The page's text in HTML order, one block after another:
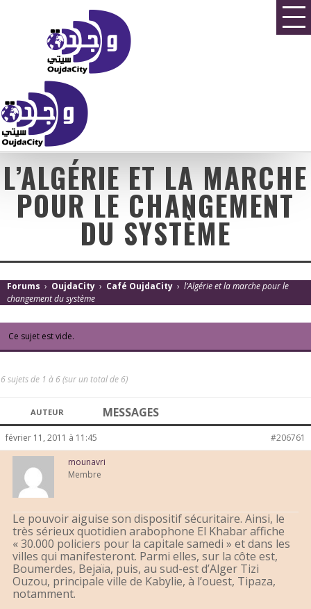
L’ALGÉRIE ET LA MARCHE
POUR LE CHANGEMENT
DU SYSTÈME
Forums › OujdaCity › Café OujdaCity › l’Algérie et la marche pour le
changement du système
Ce sujet est vide.
6 sujets de 1 à 6 (sur un total de 6)
AUTEUR MESSAGES
février 11, 2011 à 11:45 #206761
mounavri
Membre
Le pouvoir aiguise son dispositif sécuritaire. Ainsi, le
très sérieux quotidien arabophone El Khabar affiche
« 30.000 policiers pour la capitale samedi » et dans les
villes qui manifesteront. Parmi elles, sur la côte est,
Boumerdes, Bejaïa, puis, au sud-est d’Alger Tizi
Ouzou, principale ville de Kabylie, à l’ouest, Tipaza,
notamment.